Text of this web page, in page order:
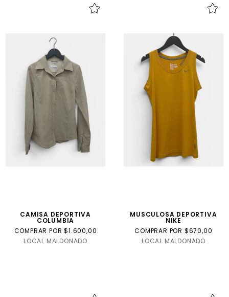
CAMISA DEPORTIVA
COLUMBIA
COMPRAR POR $1.600,00
LOCAL MALDONADO
MUSCULOSA DEPORTIVA
NIKE
COMPRAR POR $670,00
LOCAL MALDONADO